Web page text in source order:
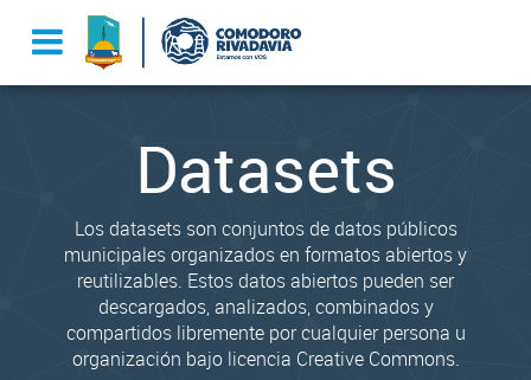
Datasets
Los datasets son conjuntos de datos públicos
municipales organizados en formatos abiertos y
reutilizables. Estos datos abiertos pueden ser
descargados, analizados, combinados y
compartidos libremente por cualquier persona u
organización bajo licencia Creative Commons.